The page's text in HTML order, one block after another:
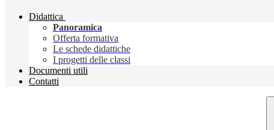
Didattica
Panoramica
Offerta formativa
Le schede didattiche
I progetti delle classi
Documenti utili
Contatti